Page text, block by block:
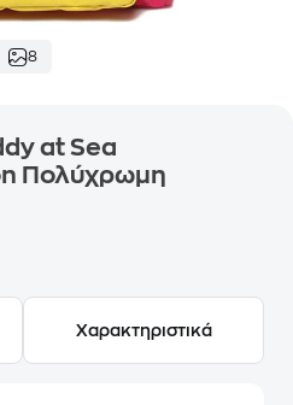
8
at Sea
Πολύχρωμη
Χαρακτηριστικά